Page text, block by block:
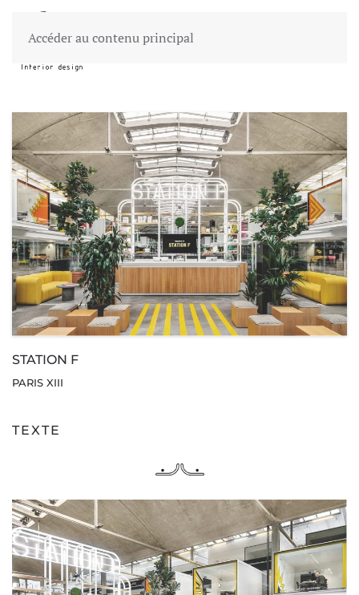
Accéder au contenu principal
STATION F
PARIS XIII
TEXTE